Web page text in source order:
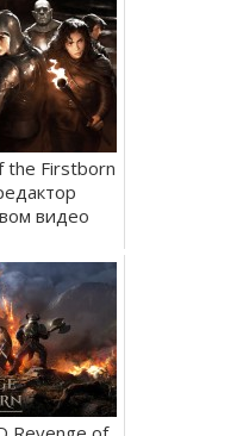
the Firstborn
видео